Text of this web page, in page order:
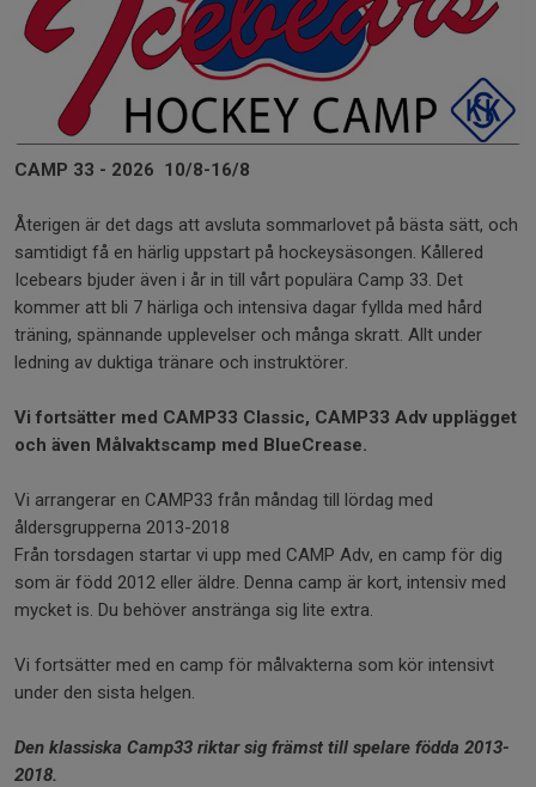
CAMP 33 - 2026 10/8-16/8
Återigen är det dags att avsluta sommarlovet på bästa sätt, och
samtidigt få en härlig uppstart på hockeysäsongen. Kållered
Icebears bjuder även i år in till vårt populära Camp 33. Det
kommer att bli 7 härliga och intensiva dagar fyllda med hård
träning, spännande upplevelser och många skratt. Allt under
ledning av duktiga tränare och instruktörer.
Vi fortsätter med CAMP33 Classic, CAMP33 Adv upplägget
och även Målvaktscamp med BlueCrease.
Vi arrangerar en CAMP33 från måndag till lördag med
åldersgrupperna 2013-2018
Från torsdagen startar vi upp med CAMP Adv, en camp för dig
som är född 2012 eller äldre. Denna camp är kort, intensiv med
mycket is. Du behöver anstränga sig lite extra.
Vi fortsätter med en camp för målvakterna som kör intensivt
under den sista helgen.
Den klassiska Camp33 riktar sig främst till spelare födda 2013-
2018.